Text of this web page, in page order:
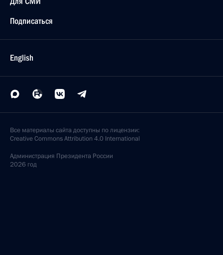
Подписаться
English
Все материалы сайта доступны по лицензии:
Creative Commons Attribution 4.0 International
Администрация Президента России
2026 год